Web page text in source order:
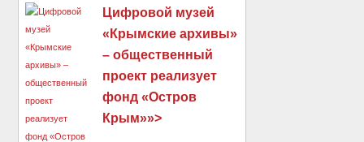
Цифровой музей
«Крымские архивы»
– общественный
проект реализует
фонд «Остров
Крым»»>